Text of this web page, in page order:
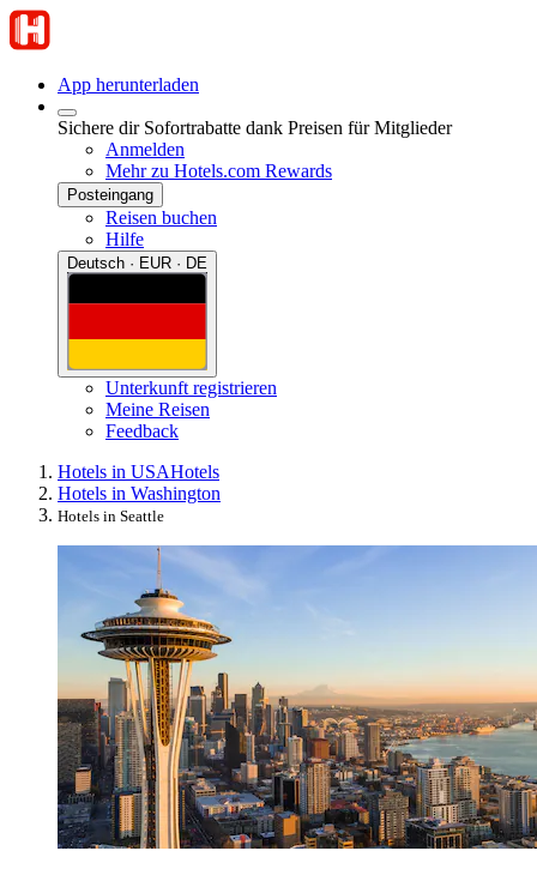
App herunterladen
Sichere dir Sofortrabatte dank Preisen für Mitglieder
Anmelden
Mehr zu Hotels.com Rewards
Posteingang
Reisen buchen
Hilfe
Deutsch · EUR · DE
Unterkunft registrieren
Meine Reisen
Feedback
Hotels in USAHotels
Hotels in Washington
Hotels in Seattle